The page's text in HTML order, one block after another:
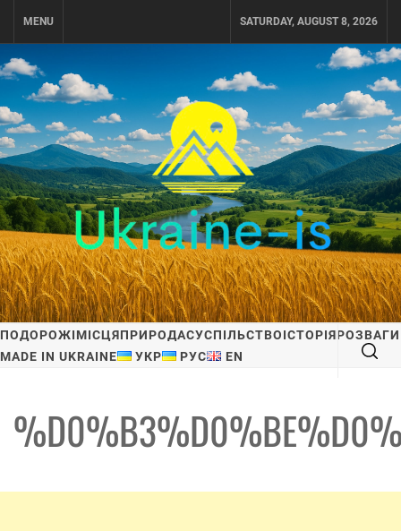
MENU SATURDAY, AUGUST 8, 2026
UKRAINE-IS
ПОДОРОЖI ПО УКРАЇНІ
ПОДОРОЖІМІСЦЯПРИРОДАСУСПІЛЬСТВОІСТОРІЯРОЗВАГИ
MADE IN UKRAINE
УКР РУС EN